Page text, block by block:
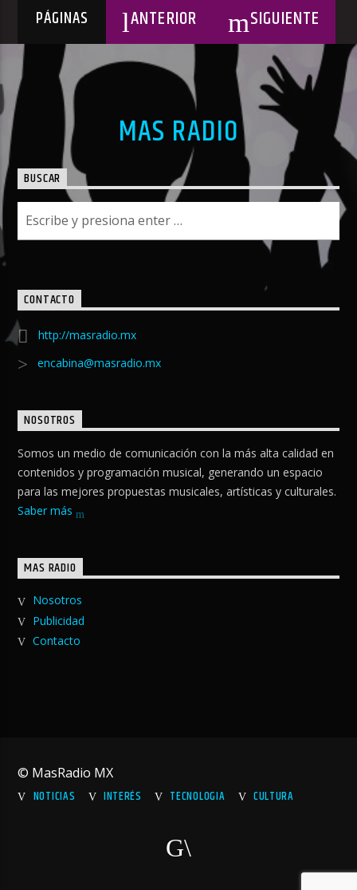
PÁGINAS ANTERIOR SIGUIENTE
MAS RADIO
BUSCAR
CONTACTO
http://masradio.mx
encabina@masradio.mx
NOSOTROS
Somos un medio de comunicación con la más alta calidad en
contenidos y programación musical, generando un espacio
para las mejores propuestas musicales, artísticas y culturales.
Saber más
MAS RADIO
Nosotros
Publicidad
Contacto
© MasRadio MX
NOTICIAS
INTERÉS TECNOLOGIA CULTURA